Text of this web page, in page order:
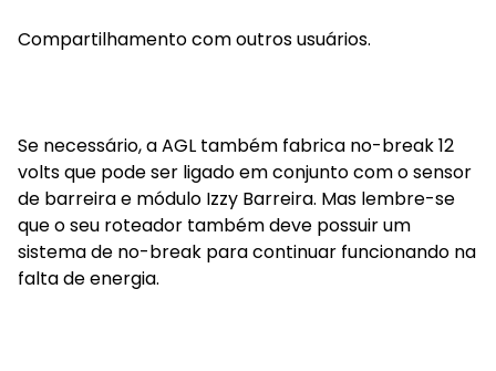
Compartilhamento com outros usuários.
Se necessário, a AGL também fabrica no-break 12
volts que pode ser ligado em conjunto com o sensor
de barreira e módulo Izzy Barreira. Mas lembre-se
que o seu roteador também deve possuir um
sistema de no-break para continuar funcionando na
falta de energia.